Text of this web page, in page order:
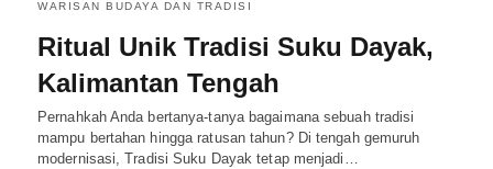
WARISAN BUDAYA DAN TRADISI
Ritual Unik Tradisi Suku Dayak,
Kalimantan Tengah
Pernahkah Anda bertanya-tanya bagaimana sebuah tradisi
mampu bertahan hingga ratusan tahun? Di tengah gemuruh
modernisasi, Tradisi Suku Dayak tetap menjadi…